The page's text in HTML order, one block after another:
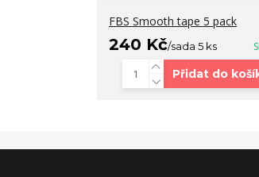
FBS Smooth tape 5 pack
240 Kč/sada 5 ks
Přidat do